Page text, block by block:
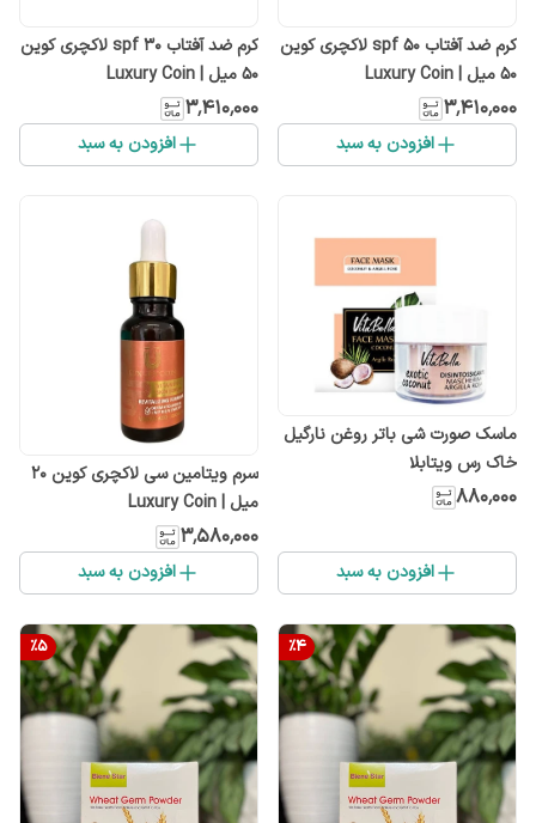
کرم ضد آفتاب spf 5۰ لاکچری کوین
50 میل | Luxury Coin
۳٬۴۱۰٬۰۰۰
افزودن به سبد
کرم ضد آفتاب spf ۳۰ لاکچری کوین
50 میل | Luxury Coin
۳٬۴۱۰٬۰۰۰
افزودن به سبد
ماسک صورت شی باتر روغن نارگیل
خاک رس ویتابلا
۸۸۰٬۰۰۰
افزودن به سبد
سرم ویتامین سی لاکچری کوین 20
میل | Luxury Coin
۳٬۵۸۰٬۰۰۰
افزودن به سبد
%4
%5